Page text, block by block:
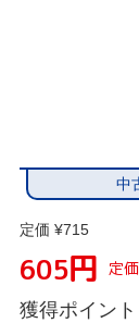
中
定価 ¥715
605円 定
獲得ポイント